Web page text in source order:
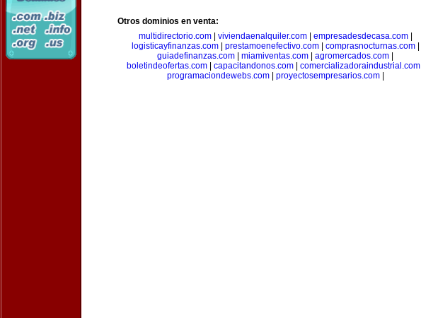
Otros dominios en venta:
multidirectorio.com| viviendaenalquiler.com| empresadesdecasa.com|
logisticayfinanzas.com| prestamoenefectivo.com| comprasnocturnas.com|
guiadefinanzas.com
miamiventas.com agromercados.com
boletindeofertas.com| capacitandonos.com| comercializadoraindustrial.com|
programaciondewebs.com| proyectosempresarios.com|